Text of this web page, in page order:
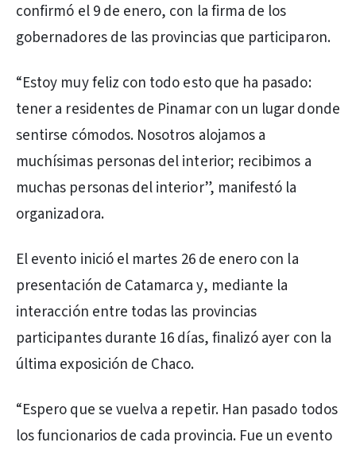
confirmó el 9 de enero, con la firma de los
gobernadores de las provincias que participaron.
“Estoy muy feliz con todo esto que ha pasado:
tener a residentes de Pinamar con un lugar donde
sentirse cómodos. Nosotros alojamos a
muchísimas personas del interior; recibimos a
muchas personas del interior”, manifestó la
organizadora.
El evento inició el martes 26 de enero con la
presentación de Catamarca y, mediante la
interacción entre todas las provincias
participantes durante 16 días, finalizó ayer con la
última exposición de Chaco.
“Espero que se vuelva a repetir. Han pasado todos
los funcionarios de cada provincia. Fue un evento